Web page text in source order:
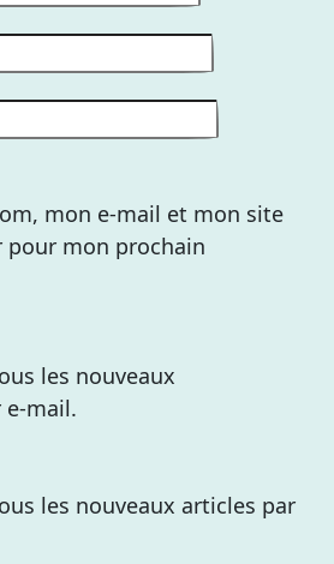
mon e-mail et mon site
pour mon prochain
les nouveaux
e-mail.
les nouveaux articles par